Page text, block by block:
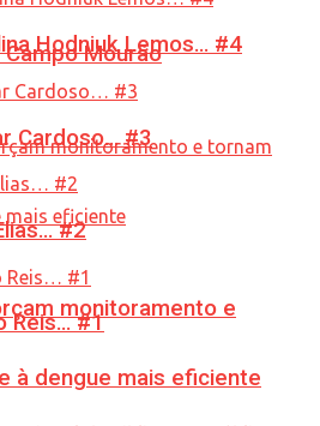
Mourão
monitoramento e
à dengue mais eficiente
Hodniuk Lemos… #4
Cardoso… #3
#2
Reis… #1